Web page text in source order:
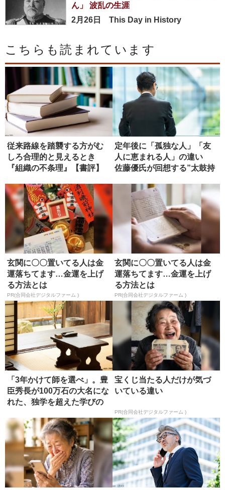
ん」 波乱の生涯
2月26日 This Day in History
こちらも読まれています
従来路線を踏襲する方がむ
しろ合理的と見えるとき
『組織の不条理』【書評】
定年後に「孤独な人」「友
人に恵まれる人」の違い
佐藤優氏が回想する”太鼓持
玄関に〇〇置いてる人は金
運落ちてます…金運を上げ
る方法とは
PR(合同会社デジタルファーム )
玄関に〇〇置いてる人は金
運落ちてます…金運を上げ
る方法とは
PR(合同会社デジタルファーム )
「3年かけて師を選べ」。豊
臣秀長が100万石の大名にな
れた、独学を超えた学びの
宝くじ当たる人だけが気づ
いている違い
PR(合同会社デジタルファーム )